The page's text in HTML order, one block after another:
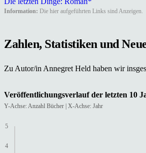
Information: Die hier aufgeführten Links sind Anzeigen.
Zahlen, Statistiken und
Zu Autor/in Annegret Held haben wir
Veröffentlichungsverlauf der letzten 10
Y-Achse: Anzahl Bücher | X-Achse: Jahr
4
5